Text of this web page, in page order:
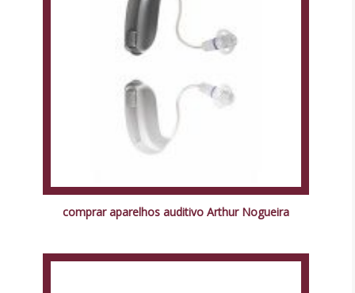
comprar aparelhos auditivo Arthur Nogueira